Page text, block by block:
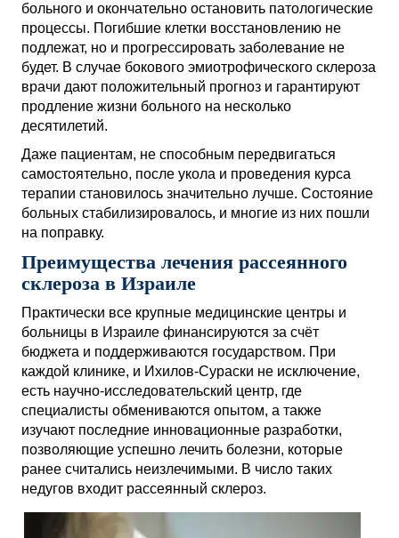
больного и окончательно остановить патологические
процессы. Погибшие клетки восстановлению не
подлежат, но и прогрессировать заболевание не
будет. В случае бокового эмиотрофического склероза
врачи дают положительный прогноз и гарантируют
продление жизни больного на несколько
десятилетий.
Даже пациентам, не способным передвигаться
самостоятельно, после укола и проведения курса
терапии становилось значительно лучше. Состояние
больных стабилизировалось, и многие из них пошли
на поправку.
Преимущества лечения рассеянного
склероза в Израиле
Практически все крупные медицинские центры и
больницы в Израиле финансируются за счёт
бюджета и поддерживаются государством. При
каждой клинике, и Ихилов-Сураски не исключение,
есть научно-исследовательский центр, где
специалисты обмениваются опытом, а также
изучают последние инновационные разработки,
позволяющие успешно лечить болезни, которые
ранее считались неизлечимыми. В число таких
недугов входит рассеянный склероз.